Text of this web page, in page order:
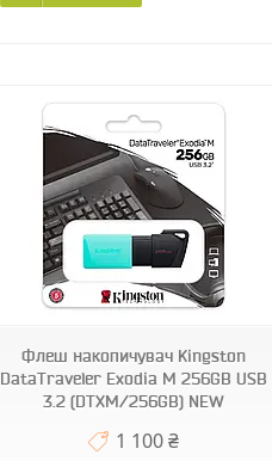
Флеш накопичувач Kingston
DataTraveler Exodia M 256GB USB
3.2 (DTXM/256GB) NEW
1 100 ₴